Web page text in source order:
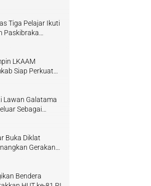
Tiga Pelajar Ikuti
Paskibraka
LKAAM
Siap Perkuat
Lawan Galatama
Sebagai
Payakumbuh
Buka Diklat
Gerakan
Bendera